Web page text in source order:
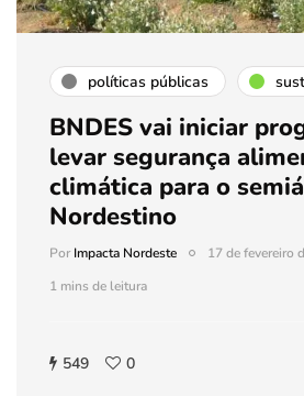
políticas públicas
BNDES vai iniciar
levar segurança
climática para o
Nordestino
PorImpacta Nordeste
17 de fevereiro
1 mins de leitura
549 0